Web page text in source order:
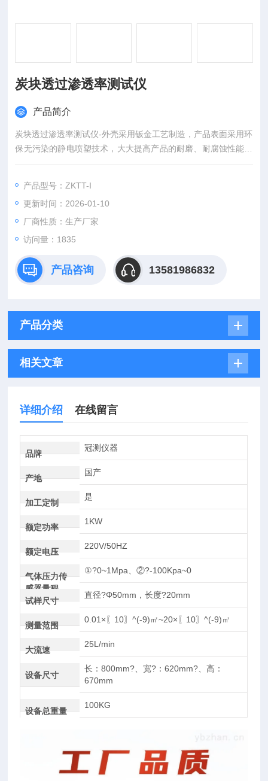
炭块透过渗透率测试仪
产品简介
炭块透过渗透率测试仪-外壳采用钣金工艺制造，产品表面采用环
保无污染的静电喷塑技术，大大提高产品的耐磨、耐腐蚀性能。
该仪器所用真空泵、传感器及其控制元件均严格测试，确保各项
制，实验过程和数据全智能化处理；通过软件可实现远程监控和
数据分析。便捷的人机交互界面、高精度，智能化的测量技术，
助力提升企业产品测量效率。
产品型号：ZKTT-I
更新时间：2026-01-10
厂商性质：生产厂家
访问量：1835
产品咨询 13581986832
产品分类
相关文章
详细介绍 在线留言
品牌
冠测仪器
产地
国产
加工定制
是
额定功率
1KW
额定电压
220V/50HZ
气体压力传
感器量程
①?0~1Mpa、②?-100Kpa~0
试样尺寸
直径?Φ50mm，长度?20mm
测量范围
0.01×〖10〗^(-9)㎡~20×〖10〗^(-9)㎡
大流速
25L/min
设备尺寸
长：800mm?、宽?：620mm?、高：
670mm
设备总重量
100KG